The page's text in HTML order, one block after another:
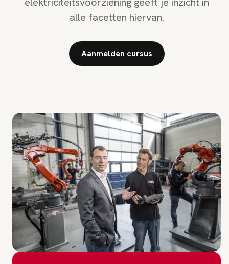
alle facetten hiervan.
Aanmelden cursus